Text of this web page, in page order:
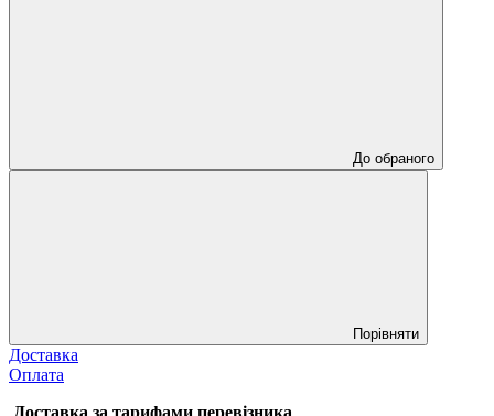
До обраного
Порівняти
Доставка
Оплата
Доставка за тарифами перевізника